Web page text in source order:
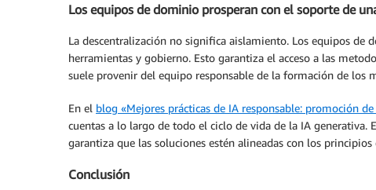
Los equipos de dominio prosperan con el soporte de
La descentralización no significa aislamiento. Los equipos
herramientas y gobierno. Esto garantiza el acceso a las
suele provenir del equipo responsable de la formación de los
En el blog «Mejores prácticas de IA responsable: promoción
cuentas a lo largo de todo el ciclo de vida de la IA
garantiza que las soluciones estén alineadas con los
Conclusión